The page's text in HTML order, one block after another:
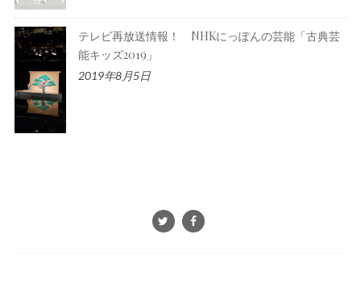
テレビ再放送情報！ NHKにっぽんの芸能「古典芸
能キッズ2019」
2019年8月5日